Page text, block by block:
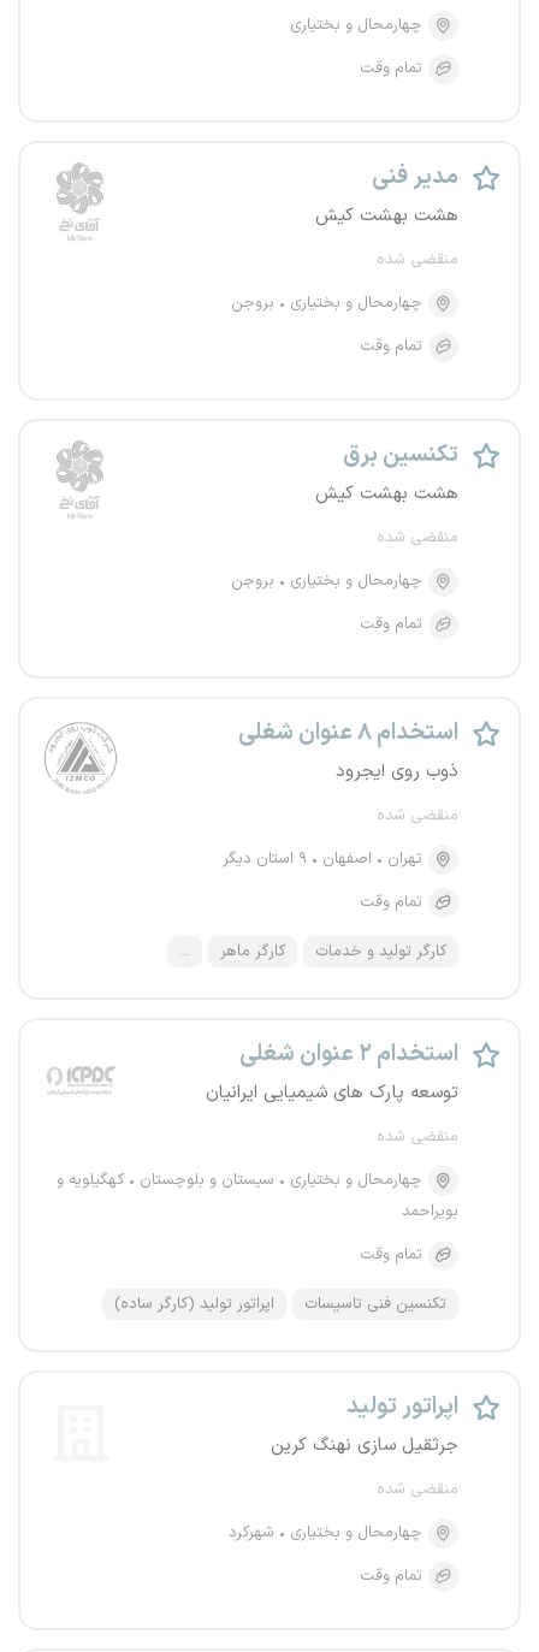
چهارمحال و بختیاری
تمام وقت
مدیر فنی
هشت بهشت کیش
منقضی شده
چهارمحال و بختیاری
بروجن
تمام وقت
تکنسین برق
هشت بهشت کیش
منقضی شده
چهارمحال و بختیاری
بروجن
تمام وقت
استخدام ۸ عنوان شغلی
ذوب روی ایجرود
منقضی شده
تهران
اصفهان
۹ استان دیگر
تمام وقت
کارگر تولید و خدمات کارگر ماهر ...
استخدام ۲ عنوان شغلی
توسعه پارک های شیمیایی ایرانیان
منقضی شده
چهارمحال و بختیاری
سیستان و بلوچستان
کهگیلویه و
بویراحمد
تمام وقت
تکنسین فنی تاسیسات اپراتور تولید (کارگر ساده)
اپراتور تولید
جرثقیل سازی نهنگ کرین
منقضی شده
چهارمحال و بختیاری
شهرکرد
تمام وقت